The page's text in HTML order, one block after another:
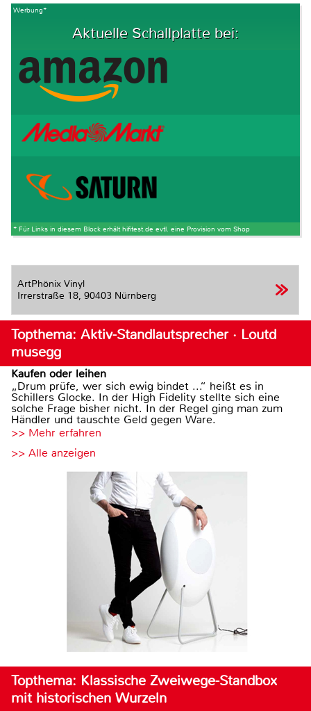
Werbung*
Aktuelle Schallplatte bei:
* Für Links in diesem Block erhält hifitest.de evtl. eine Provision vom Shop
ArtPhönix Vinyl
Irrerstraße 18, 90403 Nürnberg
Topthema: Aktiv-Standlautsprecher · Loutd
musegg
Kaufen oder leihen
„Drum prüfe, wer sich ewig bindet ...“ heißt es in
Schillers Glocke. In der High Fidelity stellte sich eine
solche Frage bisher nicht. In der Regel ging man zum
Händler und tauschte Geld gegen Ware.
>> Mehr erfahren
>> Alle anzeigen
Topthema: Klassische Zweiwege-Standbox
mit historischen Wurzeln